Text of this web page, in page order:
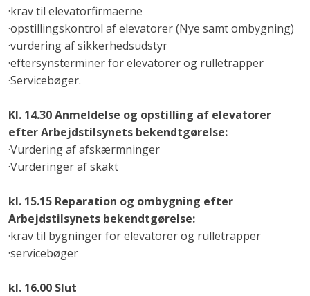
·​krav til elevatorfirmaerne
·​opstillingskontrol af elevatorer (Nye samt ombygning)
·​vurdering af sikkerhedsudstyr
·​eftersynsterminer for elevatorer og rulletrapper
·​Servicebøger.
Kl. 14.30 Anmeldelse og opstilling af elevatorer
efter Arbejdstilsynets bekendtgørelse:
·​Vurdering af afskærmninger
·​Vurderinger af skakt
kl. 15.15 Reparation og ombygning efter
Arbejdstilsynets bekendtgørelse:
·​krav til bygninger for elevatorer og rulletrapper
·​servicebøger
kl. 16.00 Slut